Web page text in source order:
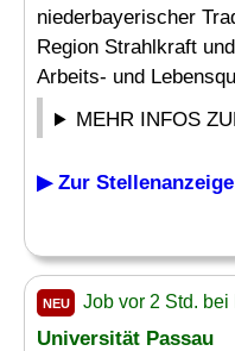
niederbayerischer
Region Strahlkraft
Arbeits- und
MEHR INFOS
▶ Zur Stellenanzeige
NEU Job vor 2 Std.
Universität Passau